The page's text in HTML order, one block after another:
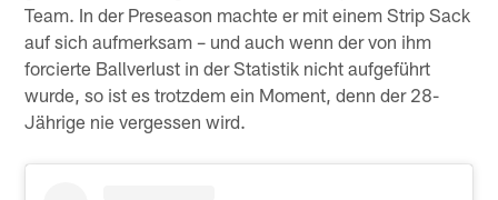
Team. In der Preseason machte er mit einem Strip Sack
auf sich aufmerksam – und auch wenn der von ihm
forcierte Ballverlust in der Statistik nicht aufgeführt
wurde, so ist es trotzdem ein Moment, denn der 28-
Jährige nie vergessen wird.